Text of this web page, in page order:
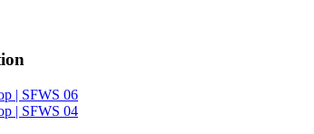
| SFWS 06
| SFWS 04